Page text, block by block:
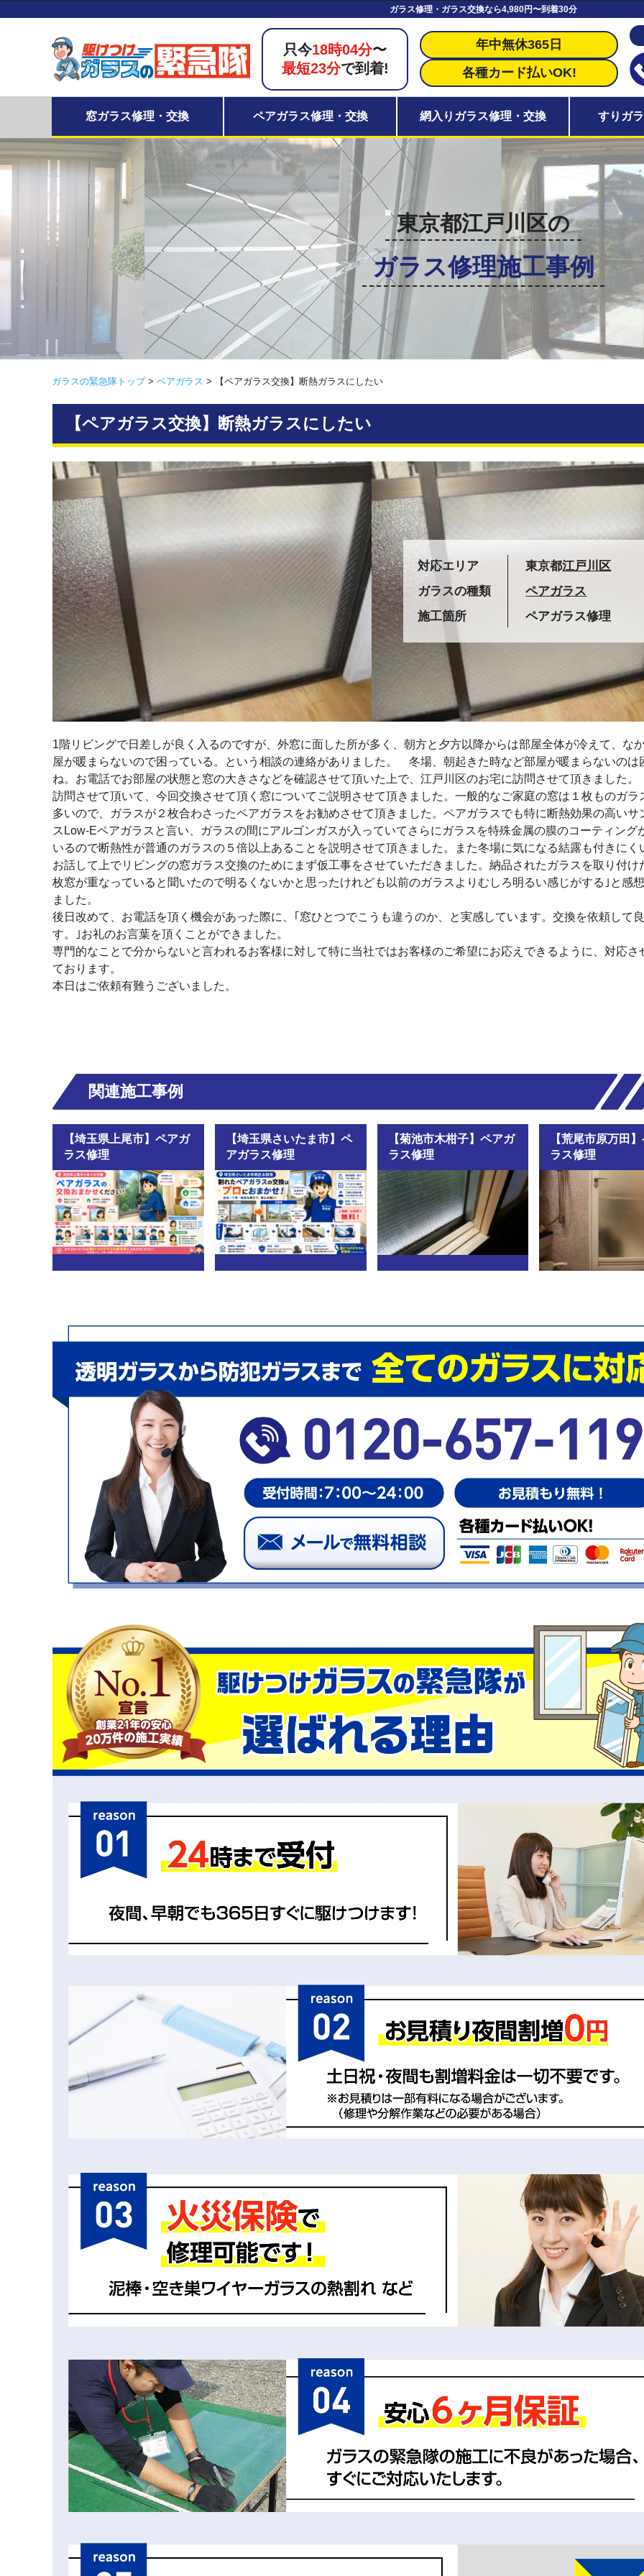
ガラス修理・ガラス交換なら4,980円〜到着30分
只今18時04分〜
最短23分で到着!
年中無休365日
各種カード払いOK!
窓ガラス修理・交換 ペアガラス修理・交換 網入りガラス修理・交換 すりガ
東京都江戸川区の
ガラス修理施工事例
ガラスの緊急隊トップ> ペアガラス > 【ペアガラス交換】断熱ガラスにしたい
【ペアガラス交換】断熱ガラスにしたい
対応エリア 東京都江戸川区
ガラスの種類
ペアガラス
施工箇所
ペアガラス修理
1階リビングで日差しが良く入るのですが、外窓に面した所が多く、朝方と夕方以降からは部屋全体が冷えて、な
屋が暖まらないので困っている。という相談の連絡がありました。 冬場、朝起きた時など部屋が暖まらないのは
ね。お電話でお部屋の状態と窓の大きさなどを確認させて頂いた上で、江戸川区のお宅に訪問させて頂きました。
訪問させて頂いて、今回交換させて頂く窓についてご説明させて頂きました。一般的なご家庭の窓は１枚ものガラ
多いので、ガラスが２枚合わさったペアガラスをお勧めさせて頂きました。ペアガラスでも特に断熱効果の高いサ
スLow-Eペアガラスと言い、ガラスの間にアルゴンガスが入っていてさらにガラスを特殊金属の膜のコーティング
いるので断熱性が普通のガラスの５倍以上あることを説明させて頂きました。また冬場に気になる結露も付きにく
お話して上でリビングの窓ガラス交換のためにまず仮工事をさせていただきました。納品されたガラスを取り付け
枚窓が重なっていると聞いたので明るくないかと思ったけれども以前のガラスよりむしろ明るい感じがする｣と感
ました。
後日改めて、お電話を頂く機会があった際に、｢窓ひとつでこうも違うのか、と実感しています。交換を依頼して
す。｣お礼のお言葉を頂くことができました。
専門的なことで分からないと言われるお客様に対して特に当社ではお客様のご希望にお応えできるように、対応さ
ております。
本日はご依頼有難うございました。
関連施工事例
【埼玉県上尾市】ペアガ
ラス修理
【埼玉県さいたま市】ペ
アガラス修理
【菊池市木柑子】ペアガ
ラス修理
【荒尾市原万田
ラス修理